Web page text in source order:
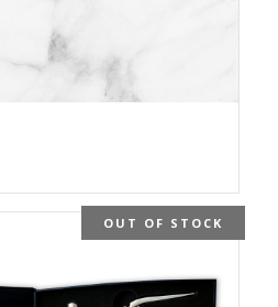
OUT OF STOCK